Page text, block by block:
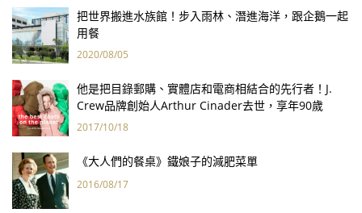
把世界搬進水族館！步入雨林、潛進海洋，跟企鵝一起
用餐
2020/08/05
他是把目錄郵購、實體店和電商相結合的先行者！J.
Crew品牌創始人Arthur Cinader去世，享年90歲
2017/10/18
《大人們的餐桌》鐵娘子的減肥菜單
2016/08/17